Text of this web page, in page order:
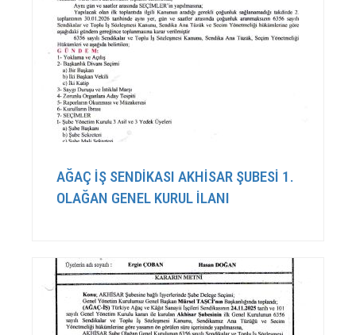
AĞAÇ İŞ SENDİKASI AKHİSAR ŞUBESİ 1.
OLAĞAN GENEL KURUL İLANI